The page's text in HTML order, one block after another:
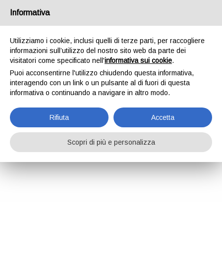
Informativa
Utilizziamo i cookie, inclusi quelli di terze parti, per raccogliere
informazioni sull’utilizzo del nostro sito web da parte dei
visitatori come specificato nell'informativa sui cookie.
Puoi acconsentirne l'utilizzo chiudendo questa informativa,
interagendo con un link o un pulsante al di fuori di questa
informativa o continuando a navigare in altro modo.
Rifiuta Accetta
Scopri di più e personalizza